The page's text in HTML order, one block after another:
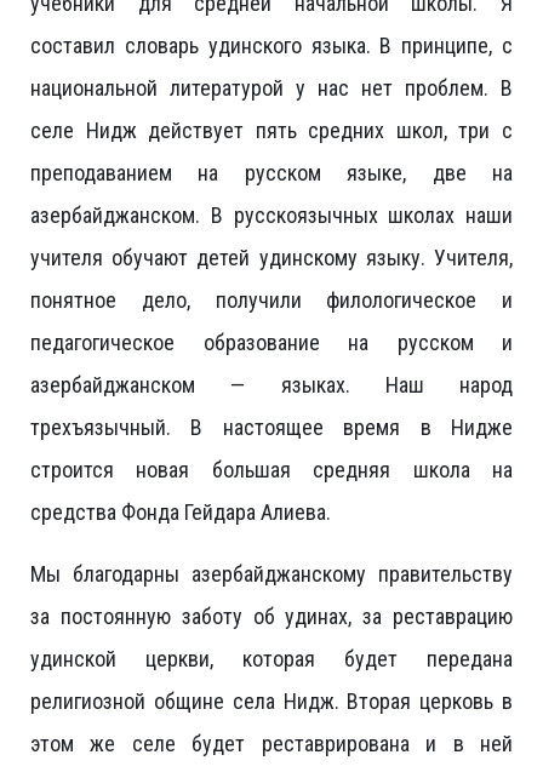
составил словарь удинского языка. В принципе, с
национальной литературой у нас нет проблем. В
селе Нидж действует пять средних школ, три с
преподаванием на русском языке, две на
азербайджанском. В русскоязычных школах наши
учителя обучают детей удинскому языку. Учителя,
понятное дело, получили филологическое и
педагогическое образование на русском и
азербайджанском — языках. Наш народ
трехъязычный. В настоящее время в Нидже
строится новая большая средняя школа на
средства Фонда Гейдара Алиева.
Мы благодарны азербайджанскому правительству
за постоянную заботу об удинах, за реставрацию
удинской церкви, которая будет передана
религиозной общине села Нидж. Вторая церковь в
этом же селе будет реставрирована и в ней